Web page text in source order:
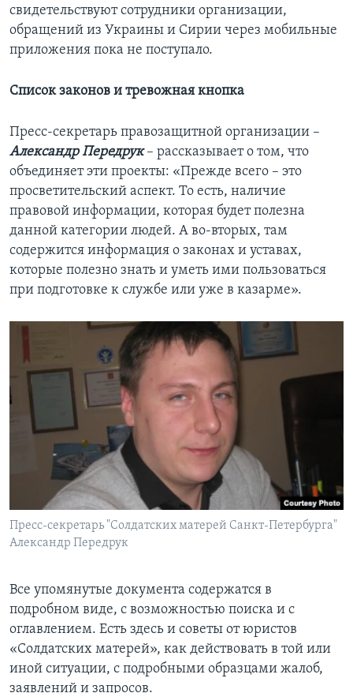
свидетельствуют сотрудники организации,
обращений из Украины и Сирии через мобильные
приложения пока не поступало.
Список законов и тревожная кнопка
Пресс-секретарь правозащитной организации –
Александр Передрук– рассказывает о том, что
объединяет эти проекты: «Прежде всего – это
просветительский аспект. То есть, наличие
правовой информации, которая будет полезна
данной категории людей. А во-вторых, там
содержится информация о законах и уставах,
которые полезно знать и уметь ими пользоваться
при подготовке к службе или уже в казарме».
Пресс-секретарь "Солдатских матерей Санкт-Петербурга"
Александр Передрук
Все упомянутые документа содержатся в
подробном виде, с возможностью поиска и с
оглавлением. Есть здесь и советы от юристов
«Солдатских матерей», как действовать в той или
иной ситуации, с подробными образцами жалоб,
заявлений и запросов.